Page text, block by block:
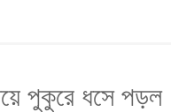
পুকুরে ধসে পড়ল